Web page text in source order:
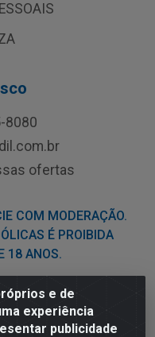
e de
experiência
publicidade
8080
ofertas
COM MODERAÇÃO.
É PROIBIDA
18 ANOS.
2738, Bloco F -
400 - CNPJ